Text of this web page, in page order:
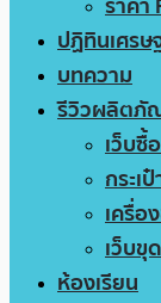
ปฏิทินเศรษ
บทความ
รีวิวผลิตภั
เว็บซื้
กระเ
เครื่อ
เว็บขุ
ห้องเรียน